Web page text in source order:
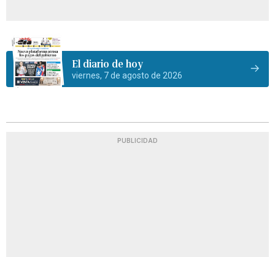
El diario de hoy
viernes, 7 de agosto de 2026
PUBLICIDAD